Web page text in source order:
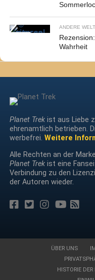
ANDERE
Wahrheit
Planet Trekist aus Liebe
ehrenamtlich betrieben.
werbefrei. Weitere
Alle Rechten an der Marke
Planet Trekist eine
Verbindung zu den
der Autoren wieder.
ÜBER UNS
HISTORIE